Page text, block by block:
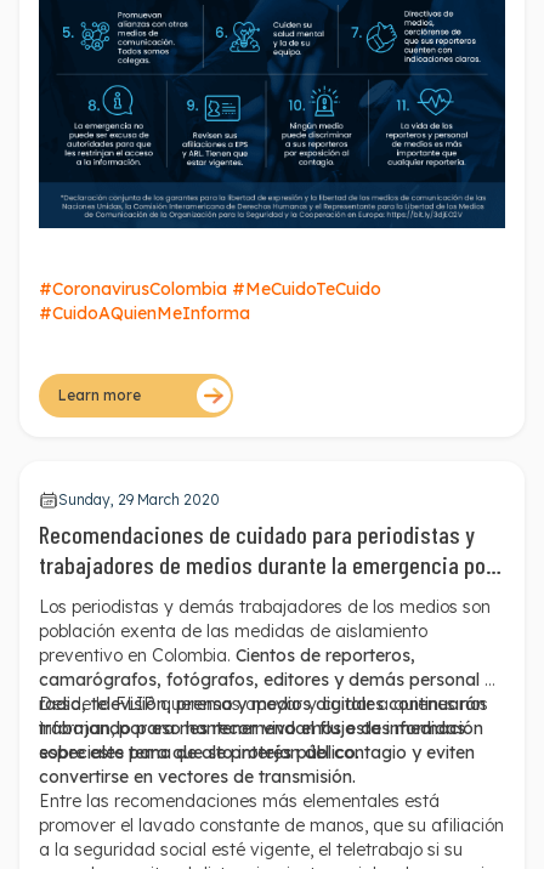
#CoronavirusColombia #MeCuidoTeCuido
#CuidoAQuienMeInforma
Learn more
Sunday, 29 March 2020
Recomendaciones de cuidado para periodistas y
trabajadores de medios durante la emergencia por
COVID-19 - segunda entrega
Los periodistas y demás trabajadores de los medios son
población exenta de las medidas de aislamiento
preventivo en Colombia. Cientos de reporteros,
camarógrafos, fotógrafos, editores y demás personal de
radio, televisión, prensa y medios digitales continuarán
trabajando para mantener vivo el flujo de información
sobre este tema de alto interés público.
Desde la FLIP queremos apoyar y cuidar a quienes nos
informan,por eso les recomendamos estas medidas
especiales para que se protejan del contagio y eviten
convertirse en vectores de transmisión.
Entre las recomendaciones más elementales está
promover el lavado constante de manos, que su afiliación
a la seguridad social esté vigente, el teletrabajo si su